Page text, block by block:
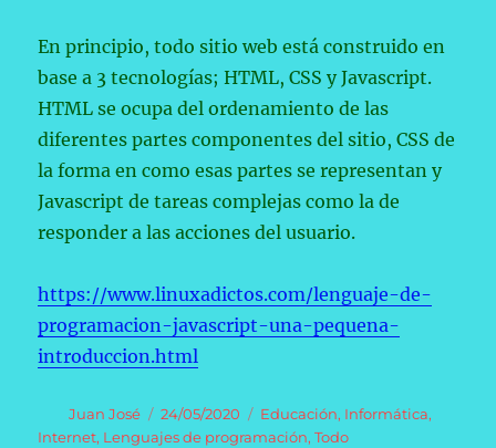
En principio, todo sitio web está construido en
base a 3 tecnologías; HTML, CSS y Javascript.
HTML se ocupa del ordenamiento de las
diferentes partes componentes del sitio, CSS de
la forma en como esas partes se representan y
Javascript de tareas complejas como la de
responder a las acciones del usuario.
https://www.linuxadictos.com/lenguaje-de-
programacion-javascript-una-pequena-
introduccion.html
Autor
Juan José
Publicado
el
24/05/2020 Categorías
Educación, Informática,
Internet, Lenguajes de programación,Todo